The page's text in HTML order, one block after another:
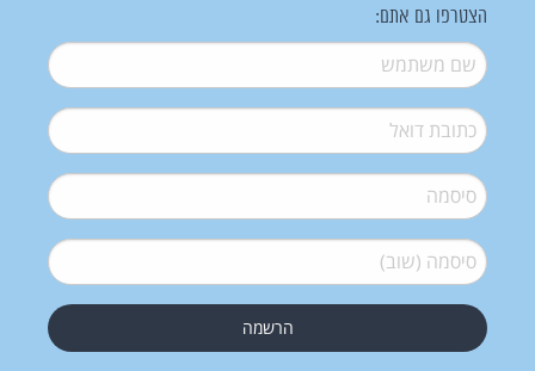
הצטרפו גם אתם:
שם משתמש*
דואל*
סיסמה*
סיסמה (שוב)*